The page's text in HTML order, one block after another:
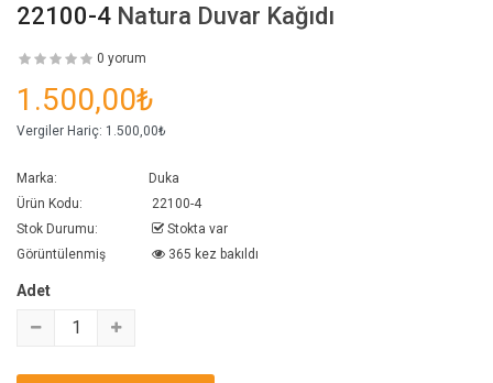
22100-4 Natura Duvar Kağıdı
0 yorum
1.500,00₺
Vergiler Hariç: 1.500,00₺
Marka:
Duka
Ürün Kodu:
22100-4
Stok Durumu:
Stokta var
Görüntülenmiş
365 kez bakıldı
Adet